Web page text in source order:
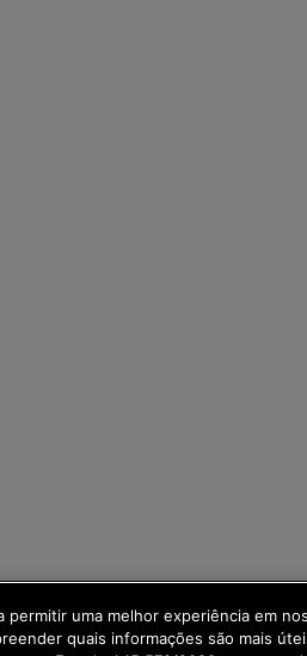
permitir uma melhor experiência em
quais informações são mais